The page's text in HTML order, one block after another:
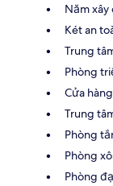
Năm xây
Két an
Trung
Phòng
Cửa
Trung
Phòng
Phòng
Phòng